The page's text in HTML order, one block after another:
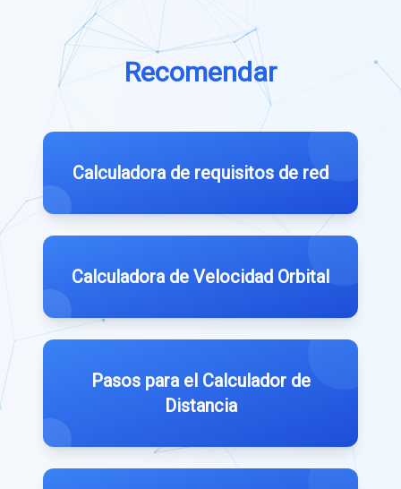
Recomendar
Calculadora de requisitos de red
Calculadora de Velocidad Orbital
Pasos para el Calculador de
Distancia